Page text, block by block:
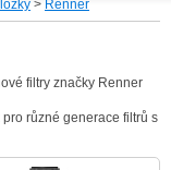
> Renner
filtry značky Renner
různé generace filtrů s